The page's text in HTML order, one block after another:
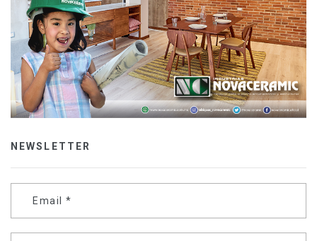
NEWSLETTER
Email *